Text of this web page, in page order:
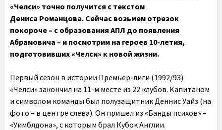
«Челси» точно получится с текстом
Дениса Романцова. Сейчас возьмем отрезок
покороче – с образования АПЛ до появления
Абрамовича – и посмотрим на героев 10-летия,
подготовивших «Челси» к новой жизни.
Первый сезон в истории Премьер-лиги (1992/93)
«Челси» закончил на 11-м месте из 22 клубов. Капитаном
и символом команды был полузащитник Деннис Уайз (на
фото – в центре слева). Он пришел из «Банды психов» –
«Уимблдона», с которым брал Кубок Англии.